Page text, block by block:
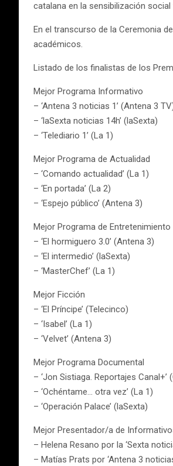
catalana en la sensibilización
En el transcurso de la Ceremonia
académicos.
Listado de los finalistas de los
Mejor Programa Informativo
– ‘Antena 3 noticias 1’ (Antena 3
– ‘laSexta noticias 14h’ (laSexta)
– ‘Telediario 1’ (La 1)
Mejor Programa de Actualidad
– ‘Comando actualidad’ (La 1)
– ‘En portada’ (La 2)
– ‘Espejo público’ (Antena 3)
Mejor Programa de Entretenimiento
– ‘El hormiguero 3.0’ (Antena 3)
– ‘El intermedio’ (laSexta)
– ‘MasterChef’ (La 1)
Mejor Ficción
– ‘El Príncipe’ (Telecinco)
– ‘Isabel’ (La 1)
– ‘Velvet’ (Antena 3)
Mejor Programa Documental
– ‘Jon Sistiaga. Reportajes Canal+’
– ‘Ochéntame… otra vez’ (La 1)
– ‘Operación Palace’ (laSexta)
Mejor Presentador/a de
– Helena Resano por la ‘Sexta
– Matías Prats por ‘Antena 3